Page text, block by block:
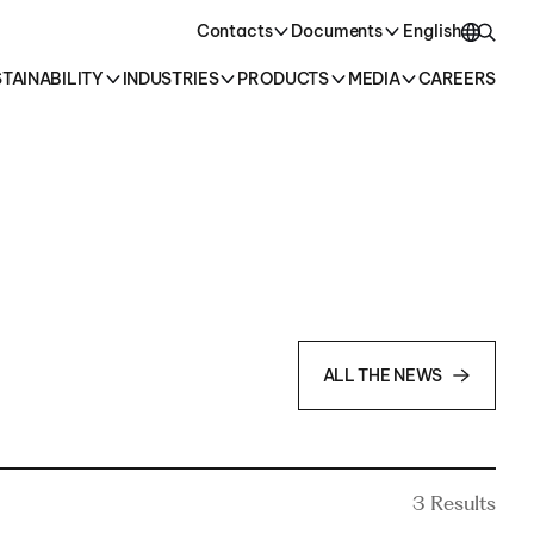
Contacts Documents English
INDUSTRIES PRODUCTS MEDIA CAREERS
ALL THE NEWS
3 Results